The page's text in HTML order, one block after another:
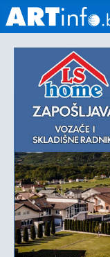
Početna
Vijesti
Sport
Kultura
Crna
kronika